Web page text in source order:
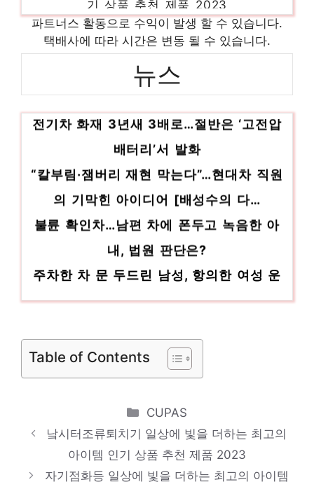
눕스허브스틱 스타일을 완성하는 마지막 조각
인기 상품 추천 제품 2023
lg디오스식기세척기 편안함을 찾는 당신을 위
해 인기 상품 추천 제품 2023
원룸 놓칠 수 없는 이번 특가! 인기 상품 추천
제품 2023
파트너스 활동으로 수익이 발생 할 수 있습니다.
택배사에 따라 시간은 변동 될 수 있습니다.
뉴스
전기차 화재 3년새 3배로…절반은 ‘고전압
배터리’서 발화
“칼부림·잼버리 재현 막는다”…현대차 직원
의 기막힌 아이디어 [배성수의 다…
불륜 확인차…남편 차에 폰두고 녹음한 아
내, 법원 판단은?
주차한 차 문 두드린 남성, 항의한 여성 운
서 1·2위
특허청, 자동차 위조 부품 14만 4000여 점
‘자동차 왕국’ 독일도 반한 ‘EV6 GT’
‘GV60’…평가 어느정도길래
Table of Contents
Categories
CUPAS
낰시터조류퇴치기 일상에 빛을 더하는 최고의
아이템 인기 상품 추천 제품 2023
자기점화등 일상에 빛을 더하는 최고의 아이템